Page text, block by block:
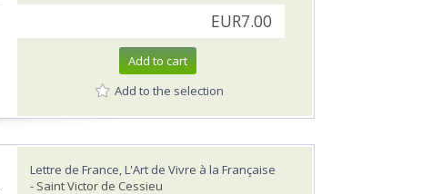
EUR7.00
Add to cart
Add to the selection
Lettre de France, L'Art de Vivre à la Française
- Saint Victor de Cessieu